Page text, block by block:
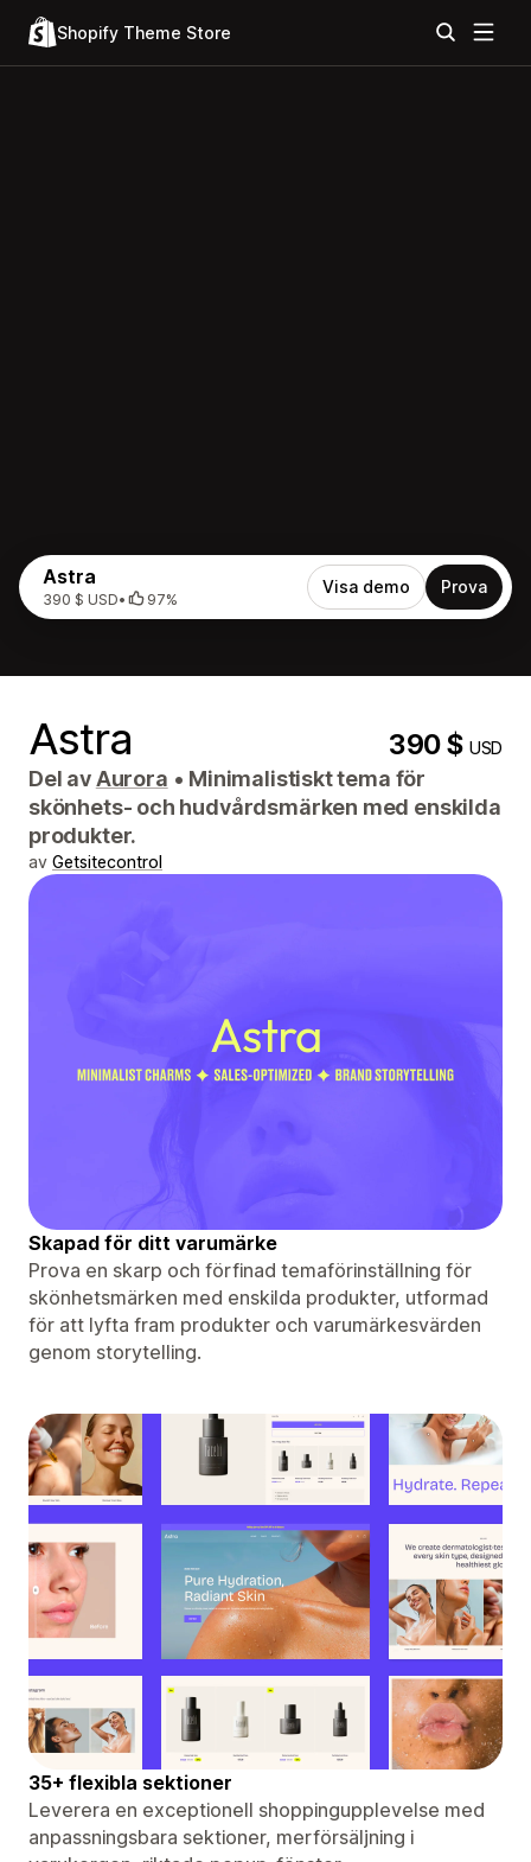
Shopify Theme Store
Astra
390 $ USD• 97%
Visa demo Prova
Astra 390 $USD
Del avAurora • Minimalistiskt tema för
skönhets- och hudvårdsmärken med enskilda
produkter.
av Getsitecontrol
Skapad för ditt varumärke
Prova en skarp och förfinad temaförinställning för
skönhetsmärken med enskilda produkter, utformad
för att lyfta fram produkter och varumärkesvärden
genom storytelling.
35+ flexibla sektioner
Leverera en exceptionell shoppingupplevelse med
anpassningsbara sektioner, merförsäljning i